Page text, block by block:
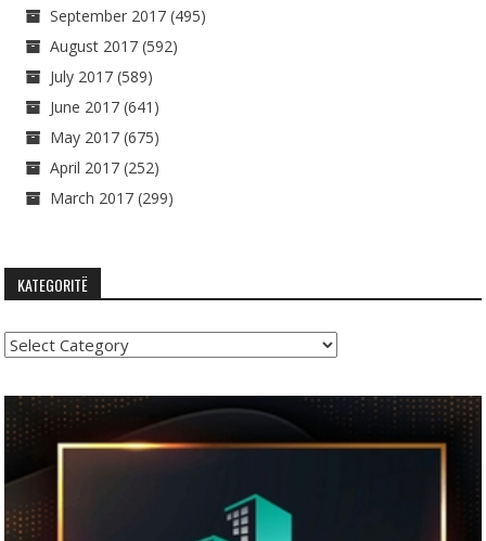
September 2017 (495)
August 2017 (592)
July 2017 (589)
June 2017 (641)
May 2017 (675)
April 2017 (252)
March 2017 (299)
KATEGORITË
Kategoritë